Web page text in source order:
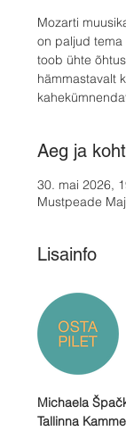
Mozarti
on paljud tema
toob ühte
hämmastavalt
Aeg ja koht
30. mai 2026,
Mustpeade
Lisainfo
Michaela
Tallinna